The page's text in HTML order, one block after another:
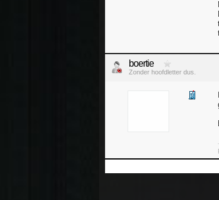
boertie
Zonder hoofdletter dus.